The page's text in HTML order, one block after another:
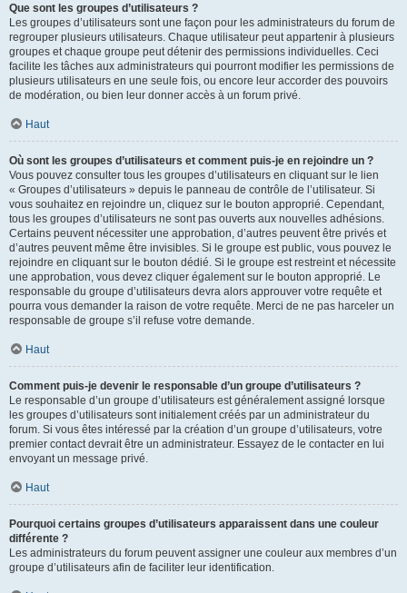
Que sont les groupes d’utilisateurs ?
Les groupes d’utilisateurs sont une façon pour les administrateurs du forum de
regrouper plusieurs utilisateurs. Chaque utilisateur peut appartenir à plusieurs
groupes et chaque groupe peut détenir des permissions individuelles. Ceci
facilite les tâches aux administrateurs qui pourront modifier les permissions de
plusieurs utilisateurs en une seule fois, ou encore leur accorder des pouvoirs
de modération, ou bien leur donner accès à un forum privé.
Haut
Où sont les groupes d’utilisateurs et comment puis-je en rejoindre un ?
Vous pouvez consulter tous les groupes d’utilisateurs en cliquant sur le lien
« Groupes d’utilisateurs » depuis le panneau de contrôle de l’utilisateur. Si
vous souhaitez en rejoindre un, cliquez sur le bouton approprié. Cependant,
tous les groupes d’utilisateurs ne sont pas ouverts aux nouvelles adhésions.
Certains peuvent nécessiter une approbation, d’autres peuvent être privés et
d’autres peuvent même être invisibles. Si le groupe est public, vous pouvez le
rejoindre en cliquant sur le bouton dédié. Si le groupe est restreint et nécessite
une approbation, vous devez cliquer également sur le bouton approprié. Le
responsable du groupe d’utilisateurs devra alors approuver votre requête et
pourra vous demander la raison de votre requête. Merci de ne pas harceler un
responsable de groupe s’il refuse votre demande.
Haut
Comment puis-je devenir le responsable d’un groupe d’utilisateurs ?
Le responsable d’un groupe d’utilisateurs est généralement assigné lorsque
les groupes d’utilisateurs sont initialement créés par un administrateur du
forum. Si vous êtes intéressé par la création d’un groupe d’utilisateurs, votre
premier contact devrait être un administrateur. Essayez de le contacter en lui
envoyant un message privé.
Haut
Pourquoi certains groupes d’utilisateurs apparaissent dans une couleur
différente ?
Les administrateurs du forum peuvent assigner une couleur aux membres d’un
groupe d’utilisateurs afin de faciliter leur identification.